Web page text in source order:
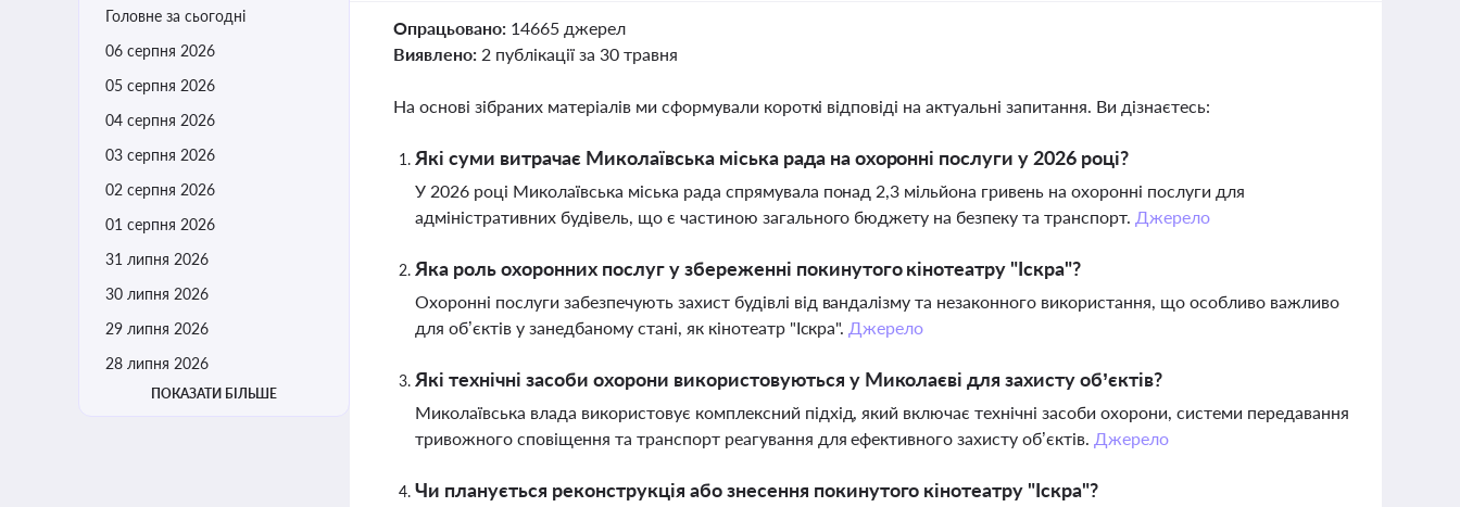
Головне за сьогодні
06 серпня 2026
05 серпня 2026
04 серпня 2026
03 серпня 2026
02 серпня 2026
01 серпня 2026
31 липня 2026
30 липня 2026
29 липня 2026
28 липня 2026
ПОКАЗАТИ БІЛЬШЕ
Опрацьовано: 14665 джерел
Виявлено: 2 публікації за 30 травня
На основі зібраних матеріалів ми сформували короткі відповіді на актуальні запитання. Ви дізнаєтесь:
Які суми витрачає Миколаївська міська рада на охоронні послуги у 2026 році?
У 2026 році Миколаївська міська рада спрямувала понад 2,3 мільйона гривень на охоронні послуги для
адміністративних будівель, що є частиною загального бюджету на безпеку та транспорт. Джерело
Яка роль охоронних послуг у збереженні покинутого кінотеатру "Іскра"?
Охоронні послуги забезпечують захист будівлі від вандалізму та незаконного використання, що особливо важливо
для об’єктів у занедбаному стані, як кінотеатр "Іскра". Джерело
Які технічні засоби охорони використовуються у Миколаєві для захисту об’єктів?
Миколаївська влада використовує комплексний підхід, який включає технічні засоби охорони, системи передавання
тривожного сповіщення та транспорт реагування для ефективного захисту об’єктів. Джерело
Чи планується реконструкція або знесення покинутого кінотеатру "Іскра"?